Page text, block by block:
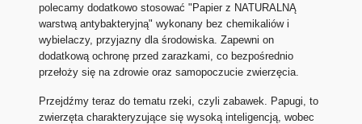
polecamy dodatkowo stosować "Papier z NATURALNĄ
warstwą antybakteryjną" wykonany bez chemikaliów i
wybielaczy, przyjazny dla środowiska. Zapewni on
dodatkową ochronę przed zarazkami, co bezpośrednio
przełoży się na zdrowie oraz samopoczucie zwierzęcia.
Przejdźmy teraz do tematu rzeki, czyli zabawek. Papugi, to
zwierzęta charakteryzujące się wysoką inteligencją, wobec